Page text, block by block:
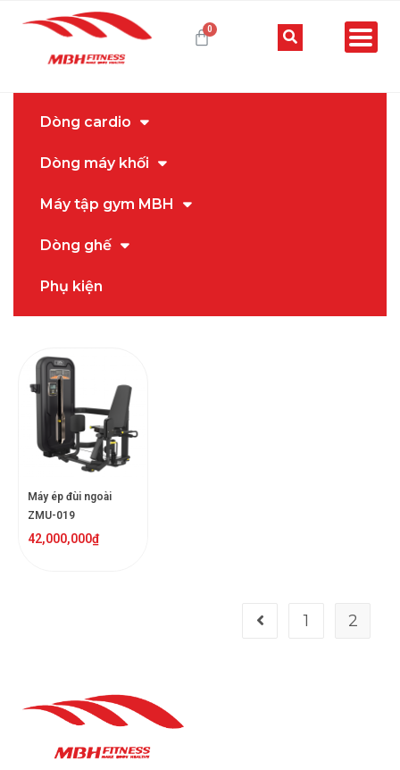
Dòng cardio
Dòng máy khối
Máy tập gym MBH
Dòng ghế
Phụ kiện
Máy ép đùi ngoài
ZMU-019
42,000,000₫
1 2